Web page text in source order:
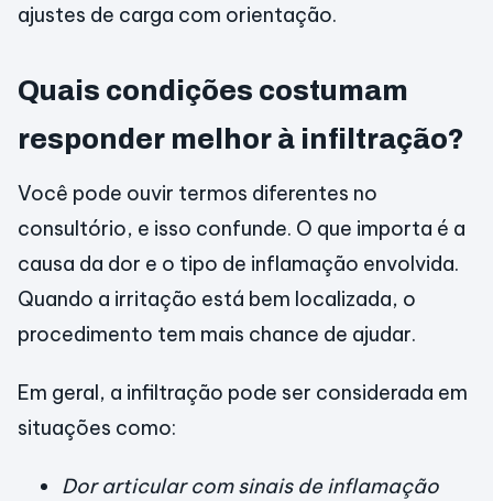
ajustes de carga com orientação.
Quais condições costumam
responder melhor à infiltração?
Você pode ouvir termos diferentes no
consultório, e isso confunde. O que importa é a
causa da dor e o tipo de inflamação envolvida.
Quando a irritação está bem localizada, o
procedimento tem mais chance de ajudar.
Em geral, a infiltração pode ser considerada em
situações como:
Dor articular com sinais de inflamação